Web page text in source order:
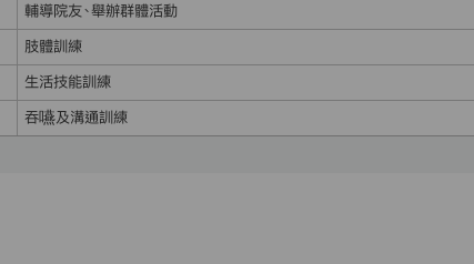
輔導院友、舉辦群體活動
肢體訓練
生活技能訓練
吞嚥及溝通訓練